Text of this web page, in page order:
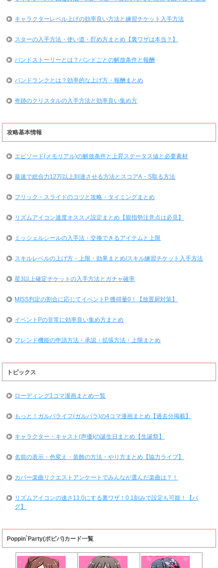
キャラクターレベル上げの効率良い方法と練習チケット入手方法
スターの入手方法・使い道・貯め方まとめ【裏ワザは本当？】
バンドストーリーとは？バンドごとの解放条件と報酬
バンドランクとは？効率的な上げ方・報酬まとめ
奇跡のクリスタルの入手方法と効率良い集め方
攻略基本情報
エピソード(メモリアル)の解放条件と上昇ステータス値と必要素材
最速で総合力12万以上到達させる方法とスコアA・S取る方法
フリック・スライドのコツと攻略・タイミングまとめ
リズムアイコン速度オススメ設定まとめ【親指勢注意点は必見】
ミッシェルシールの入手法・交換できるアイテムと上限
スキルレベルの上げ方・上限・効果まとめ/スキル練習チケット入手方法
星3以上確定チケットの入手方法とガチャ確率
MISS判定の割合に応じてイベントP 獲得量0！【放置厨対策】
イベントPの非常に効率良い集め方まとめ
フレンド機能の申請方法・承認・拡張方法・上限まとめ
トピックス
ローディング1コマ漫画まとめ一覧
もっと！ガルパライフ(ガルパラ)の4コマ漫画まとめ【過去分掲載】
キャラクター・キャスト(声優)の誕生日まとめ【生誕祭】
名前の表示・色変え・装飾の方法・やり方まとめ【協力ライブ】
カバー楽曲リクエストアンケートでみんなが選んだ楽曲は？！
リズムアイコンの速さ11.0にする裏ワザ！0.1刻みで設定も可能！【バ
グ】
Poppin`Party(ポピパ)カード一覧